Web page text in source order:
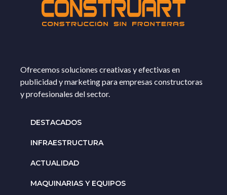
Ofrecemos soluciones creativas y efectivas en
publicidad y marketing para empresas constructoras
y profesionales del sector.
DESTACADOS
INFRAESTRUCTURA
ACTUALIDAD
MAQUINARIAS Y EQUIPOS